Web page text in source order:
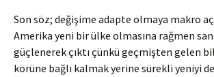
Son söz; değişime adapte olmaya makro
Amerika yeni bir ülke olmasına rağmen
güçlenerek çıktı çünkü geçmişten gelen
körüne bağlı kalmak yerine sürekli yeniyi